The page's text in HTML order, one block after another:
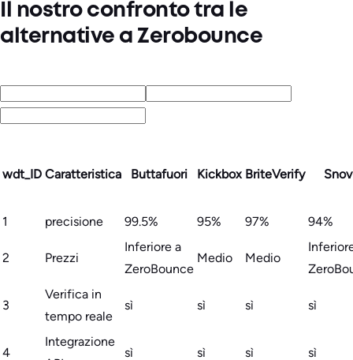
Il nostro confronto tra le
alternative a Zerobounce
wdt_ID Caratteristica Buttafuori Kickbox BriteVerify
1 precisione 99.5% 95% 97% 94%
2 Prezzi
Inferiore a
ZeroBounce
Medio Medio
3
Verifica in
tempo reale
sì sì sì sì
4
Integrazione
sì sì sì sì